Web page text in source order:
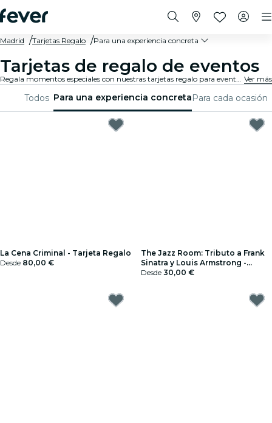
Madrid Tarjetas Regalo Para una experiencia concreta
Tarjetas de regalo de eventos
Regala momentos especiales con nuestras tarjetas regalo para eventos específicos. Elige el evento perfecto y deja que disfruten de una experiencia inolvidable Ver más
Todos Para una experiencia concretaPara cada ocasión
La Cena Criminal - Tarjeta Regalo
Desde 80,00 €
The Jazz Room: Tributo a Frank
Sinatra y Louis Armstrong -
Tarjeta Regalo
Desde 30,00 €